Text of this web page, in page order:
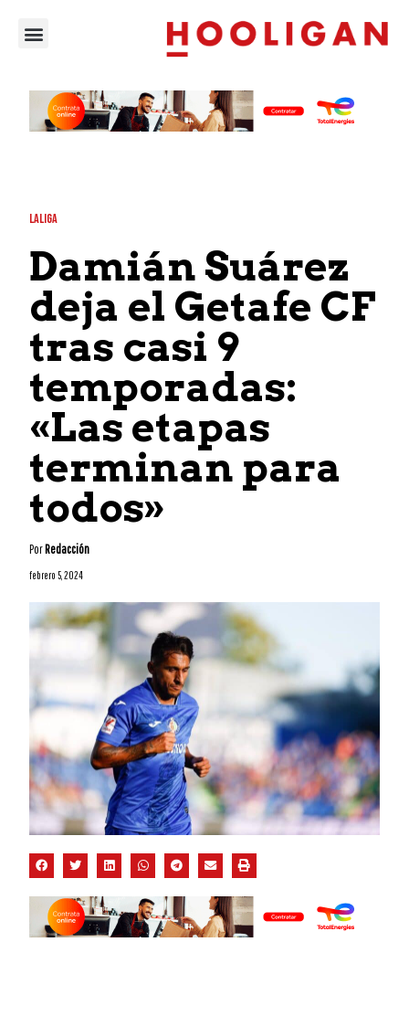
LALIGA
Damián Suárez
deja el Getafe CF
tras casi 9
temporadas:
«Las etapas
terminan para
todos»
PorRedacción
febrero 5, 2024